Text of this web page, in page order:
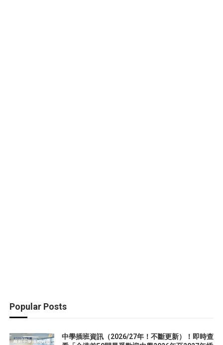
Popular Posts
中學插班資訊（2026/27年！不斷更新）！即時查